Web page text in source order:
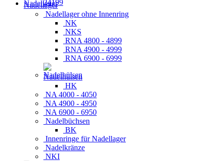
Nadellager
Nadellager ohne Innenring
NK
NKS
RNA 4800 - 4899
RNA 4900 - 4999
RNA 6900 - 6999
Nadelhülsen
HK
NA 4000 - 4050
NA 4900 - 4950
NA 6900 - 6950
Nadelbüchsen
BK
Innenringe für Nadellager
Nadelkränze
NKI